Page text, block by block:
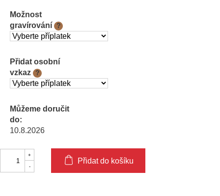
Možnost
gravírování
?
Přidat osobní
vzkaz
?
Můžeme doručit
do:
10.8.2026
Přidat do košíku